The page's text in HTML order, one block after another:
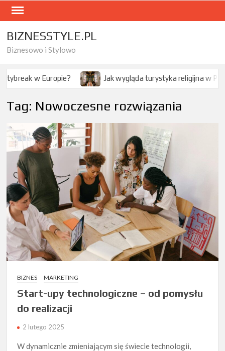
Skip
content
BIZNESSTYLE.PL
Biznesowo i Stylowo
wygląda turystyka religijna w Polsce? Jak modlitwa
Tag: Nowoczesne rozwiązania
BIZNES MARKETING
Start-upy technologiczne – od pomysłu
do realizacji
2 lutego 2025
W dynamicznie zmieniającym się świecie technologii,